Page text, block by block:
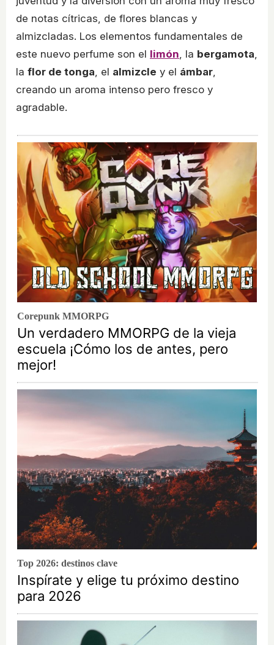
de notas cítricas, de flores blancas y
almizcladas. Los elementos fundamentales de
este nuevo perfume son el limón , la bergamota
la flor de tonga , el almizcle y el ámbar
creando un aroma intenso pero fresco y
agradable.
Corepunk MMORPG
Un verdadero MMORPG de la vieja
escuela ¡Cómo los de antes, pero
mejor!
Top 2026: destinos clave
Inspírate y elige tu próximo destino
para 2026